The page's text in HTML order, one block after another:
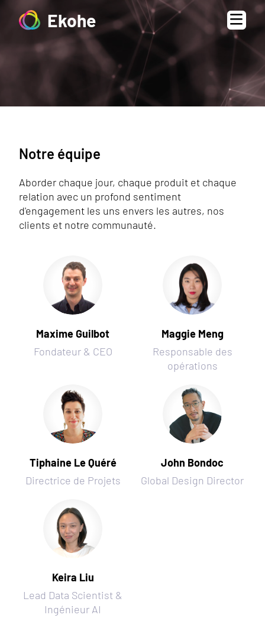
Ekohe
Notre équipe
Aborder chaque jour, chaque produit et chaque
relation avec un profond sentiment
d'engagement les uns envers les autres, nos
clients et notre communauté.
Maxime Guilbot
Fondateur & CEO
Maggie Meng
Responsable des
opérations
Tiphaine Le Quéré
Directrice de Projets
John Bondoc
Global Design Director
Keira Liu
Lead Data Scientist &
Ingénieur AI